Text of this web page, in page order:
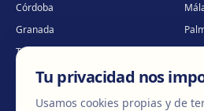
Córdoba
Granada
Tenerife
Portugal · Guimarães
Tu privacidad nos
Usamos cookies propias y de